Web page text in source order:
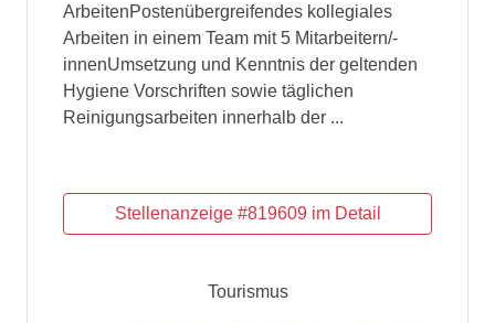
ArbeitenPostenübergreifendes kollegiales
Arbeiten in einem Team mit 5 Mitarbeitern/-
innenUmsetzung und Kenntnis der geltenden
Hygiene Vorschriften sowie täglichen
Reinigungsarbeiten innerhalb der ...
Tourismus